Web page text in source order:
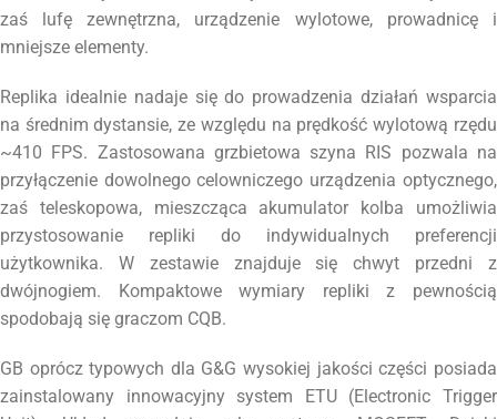
zaś lufę zewnętrzna, urządzenie wylotowe, prowadnicę i
mniejsze elementy.
Replika idealnie nadaje się do prowadzenia działań wsparcia
na średnim dystansie, ze względu na prędkość wylotową rzędu
~410 FPS. Zastosowana grzbietowa szyna RIS pozwala na
przyłączenie dowolnego celowniczego urządzenia optycznego,
zaś teleskopowa, mieszcząca akumulator kolba umożliwia
przystosowanie repliki do indywidualnych preferencji
użytkownika. W zestawie znajduje się chwyt przedni z
dwójnogiem. Kompaktowe wymiary repliki z pewnością
spodobają się graczom CQB.
GB oprócz typowych dla G&G wysokiej jakości części posiada
zainstalowany innowacyjny system ETU (Electronic Trigger